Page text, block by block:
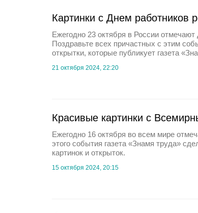
Картинки с Днем работников
Ежегодно 23 октября в России
Поздравьте всех причастных с этим
открытки, которые публикует газета
21 октября 2024, 22:20
Красивые картинки с
Ежегодно 16 октября во всем мире
этого события газета «Знамя труда»
картинок и открыток.
15 октября 2024, 20:15